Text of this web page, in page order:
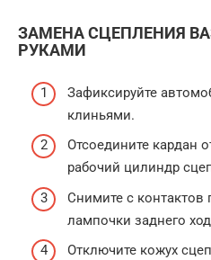
ЗАМЕНА СЦЕПЛЕНИЯ
РУКАМИ
Зафиксируйте
клиньями.
Отсоедините кардан
рабочий цилиндр
Снимите с
лампочки заднего
Отключите кожух